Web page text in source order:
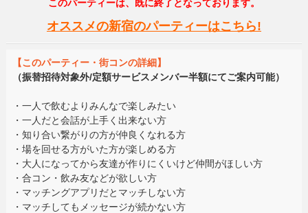
このパーティーは、既に終了となっております。
オススメの新宿のパーティーはこちら!
【このパーティー・街コンの詳細】
（振替招待対象外/定額サービスメンバー半額にてご案内可能）
・一人で飲むよりみんなで楽しみたい
・一人だと会話が上手く出来ない方
・知り合い繋がりの方が仲良くなれる方
・場を回せる方がいた方が楽しめる方
・大人になってから友達が作りにくいけど仲間がほしい方
・合コン・飲み友などが欲しい方
・マッチングアプリだとマッチしない方
・マッチしてもメッセージが続かない方